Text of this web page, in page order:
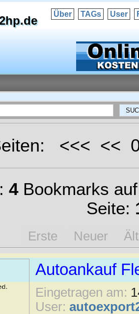
Über TAGs User
<<< <<
4Bookmarks
Seite:
Erste Neuer
Autoankauf
Eingetragen am:
User: